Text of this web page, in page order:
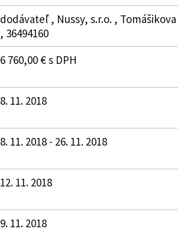
dodávateľ , Nussy, s.r.o. , Tomášikova
, 36494160
6 760,00 € s DPH
8. 11. 2018
8. 11. 2018 - 26. 11. 2018
12. 11. 2018
9. 11. 2018